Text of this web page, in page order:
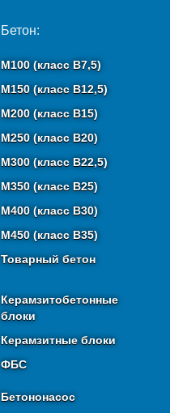
Бетон:
М100 (класс B7,5)
М150 (класс B12,5)
М200 (класс B15)
М250 (класс B20)
М300 (класс B22,5)
М350 (класс B25)
М400 (класс B30)
М450 (класс B35)
Товарный бетон
Керамзитобетонные
блоки
Керамзитные блоки
ФБС
Бетононасос